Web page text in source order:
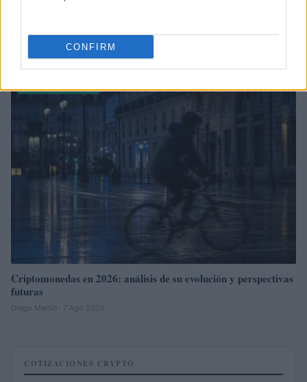
CONFIRM
mil dólares en inversiones digitales
Diego Martín · 7 Ago 2026
Criptomonedas en 2026: análisis de su evolución y perspectivas
futuras
Diego Martín · 7 Ago 2026
COTIZACIONES CRYPTO